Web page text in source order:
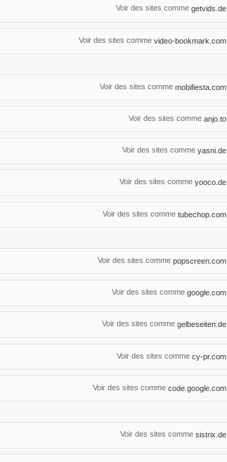
Voir des sites comme getvids.de
Voir des sites comme video-bookmark.com
Voir des sites comme mobifiesta.com
Voir des sites comme anjo.to
Voir des sites comme yasni.de
Voir des sites comme yooco.de
Voir des sites comme tubechop.com
Voir des sites comme popscreen.com
Voir des sites comme google.com
Voir des sites comme gelbeseiten.de
Voir des sites comme cy-pr.com
Voir des sites comme code.google.com
Voir des sites comme sistrix.de